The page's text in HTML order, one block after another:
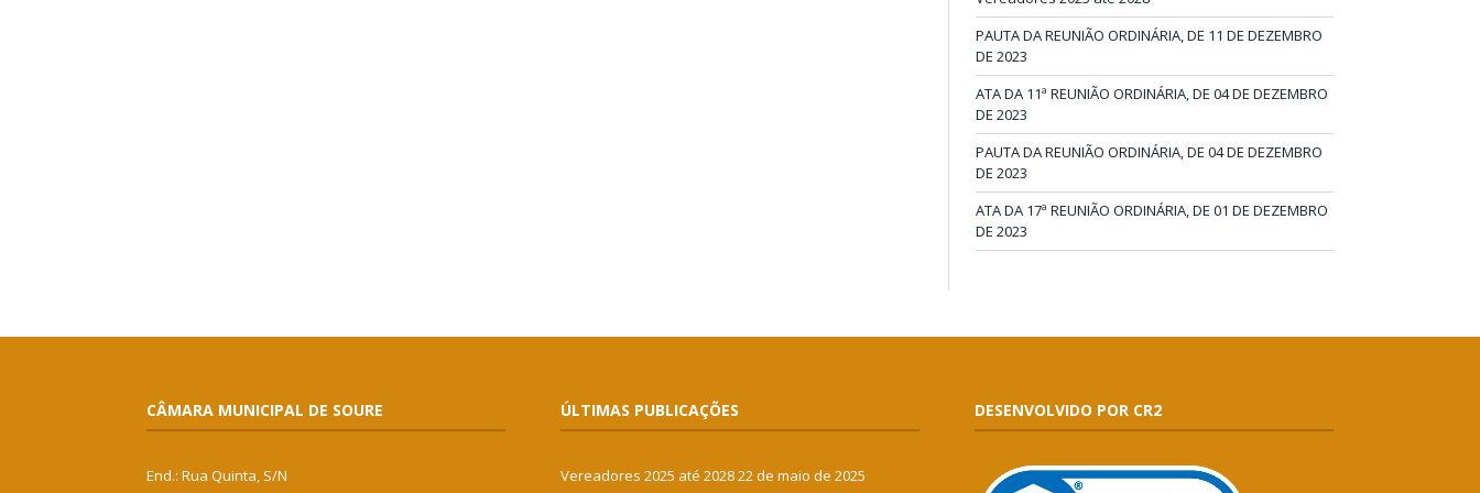
PAUTA DA REUNIÃO ORDINÁRIA, DE 11 DE DEZEMBRO
DE 2023
ATA DA 11ª REUNIÃO ORDINÁRIA, DE 04 DE DEZEMBRO
DE 2023
PAUTA DA REUNIÃO ORDINÁRIA, DE 04 DE DEZEMBRO
DE 2023
ATA DA 17ª REUNIÃO ORDINÁRIA, DE 01 DE DEZEMBRO
DE 2023
CÂMARA MUNICIPAL DE SOURE
End.: Rua Quinta, S/N
ÚLTIMAS PUBLICAÇÕES
Vereadores 2025 até 202822 de maio de 2025
DESENVOLVIDO POR CR2